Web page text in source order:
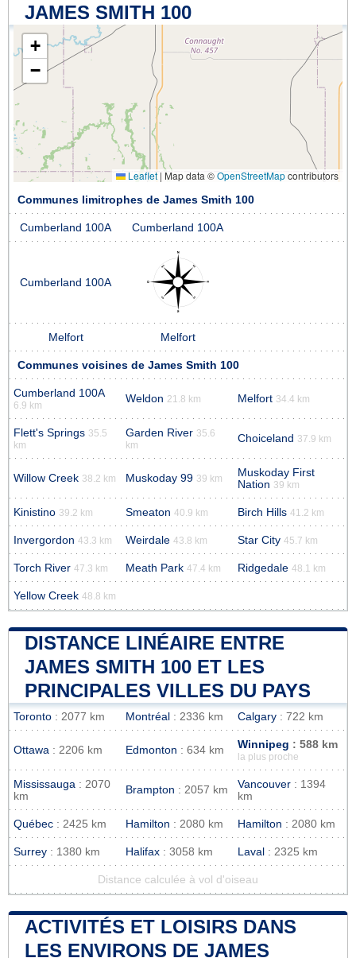
JAMES SMITH 100
+
−
Leaflet | Map data ©OpenStreetMapcontributors
Communes limitrophes de James Smith 100
Cumberland 100A Cumberland 100A
Cumberland 100A
Melfort Melfort
Communes voisines de James Smith 100
Cumberland 100A
6.9 km
Weldon 21.8 km Melfort 34.4 km
Flett's Springs 35.5
km
Garden River 35.6
km
Choiceland 37.9 km
Willow Creek 38.2 km Muskoday 99 39 km
Muskoday First
Nation 39 km
Kinistino 39.2 km Smeaton 40.9 km Birch Hills 41.2 km
Invergordon 43.3 km Weirdale 43.8 km Star City 45.7 km
Torch River 47.3 km Meath Park 47.4 km Ridgedale 48.1 km
Yellow Creek 48.8 km
DISTANCE LINÉAIRE ENTRE
JAMES SMITH 100 ET LES
PRINCIPALES VILLES DU PAYS
Toronto : 2077 km Montréal : 2336 km Calgary : 722 km
Ottawa : 2206 km Edmonton : 634 km Winnipeg : 588 km
la plus proche
Mississauga : 2070
km
Brampton : 2057 km Vancouver : 1394
km
Québec : 2425 km Hamilton : 2080 km Hamilton : 2080 km
Surrey : 1380 km Halifax : 3058 km Laval : 2325 km
Distance calculée à vol d'oiseau
ACTIVITÉS ET LOISIRS DANS
LES ENVIRONS DE JAMES